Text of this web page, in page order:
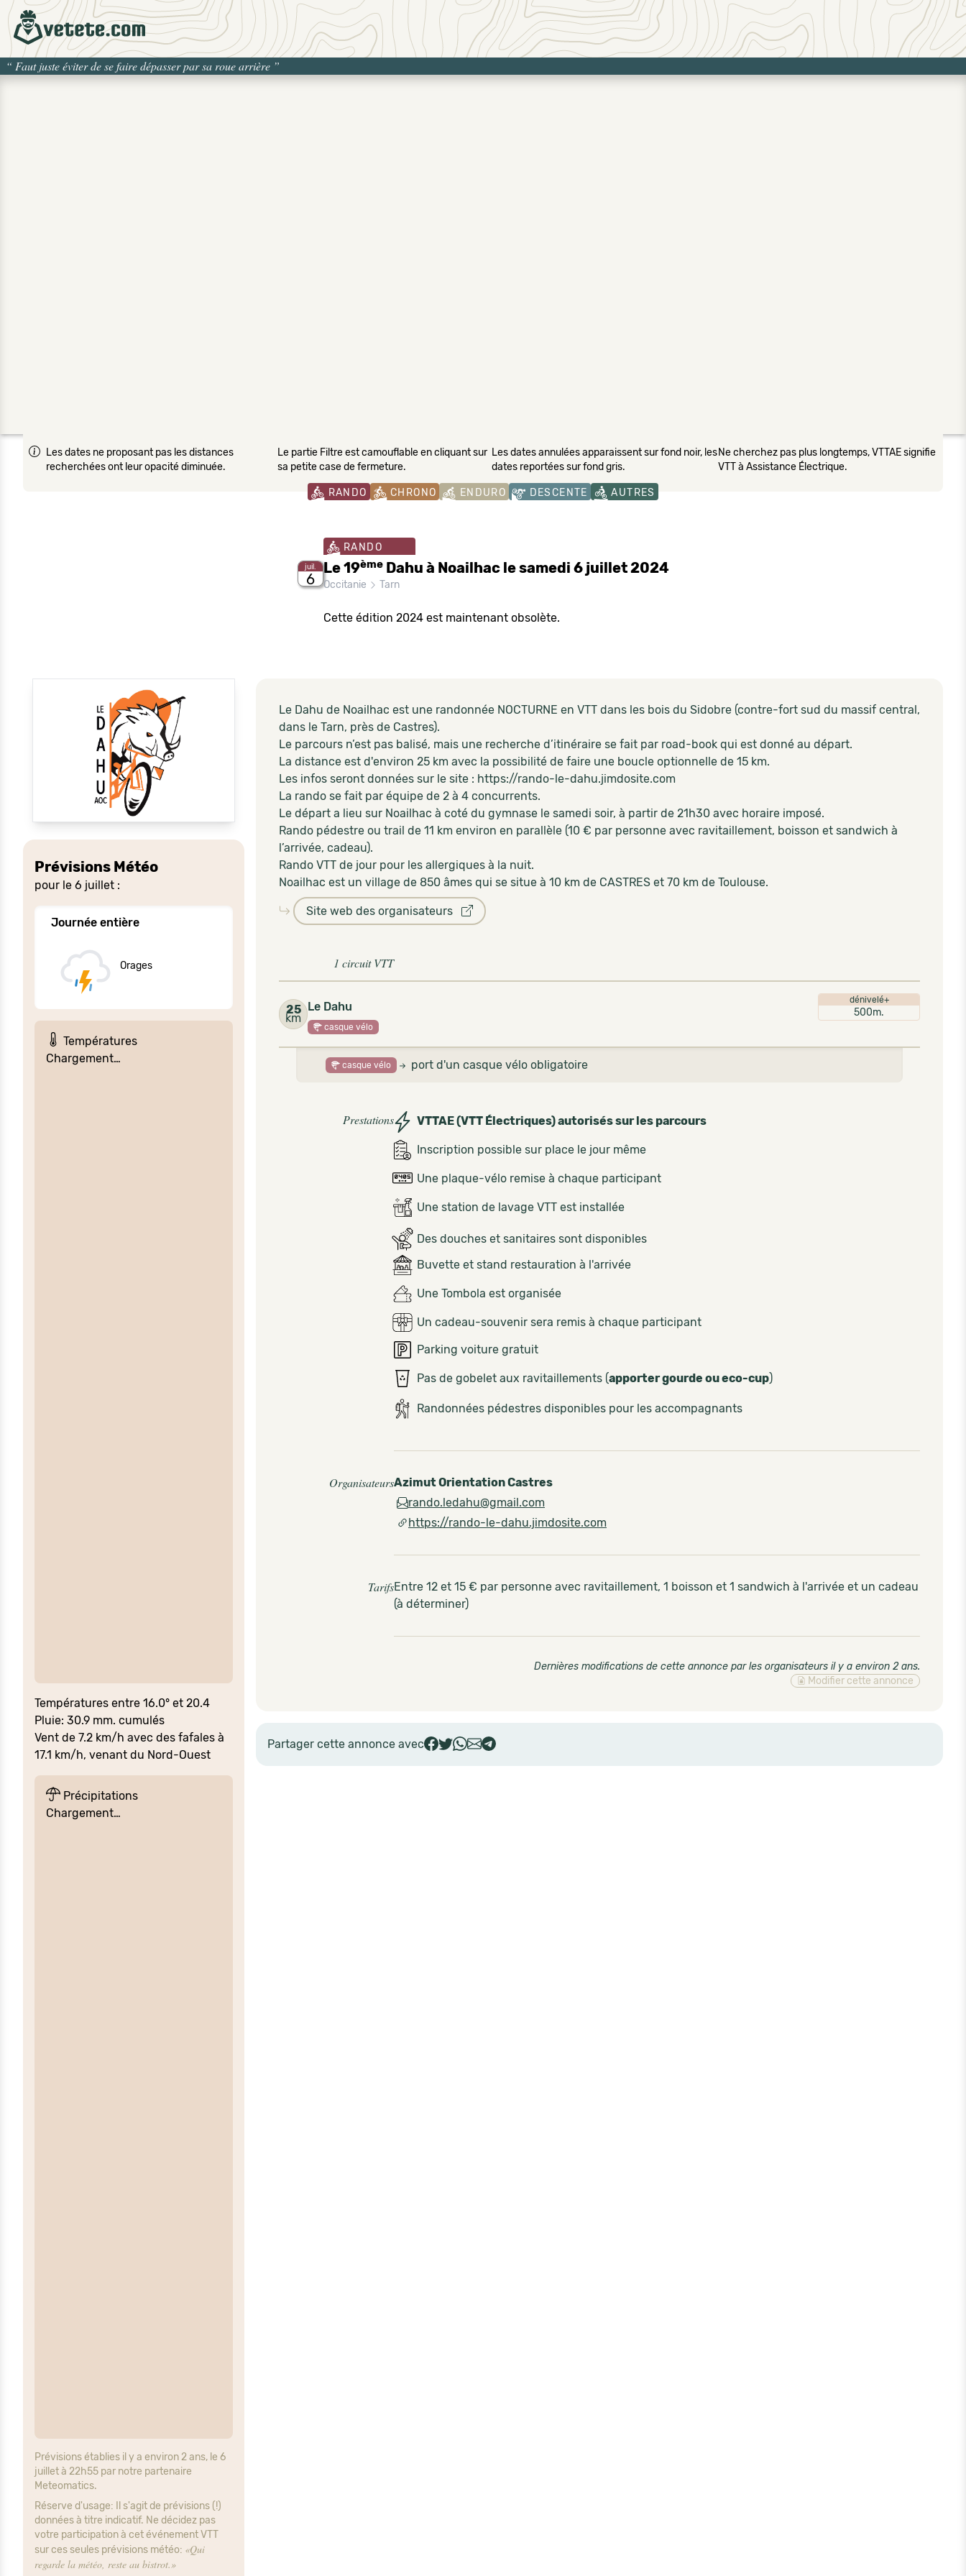
“ Faut juste éviter de se faire dépasser par sa roue arrière ”
Les dates ne proposant pas les distances
recherchées ont leur opacité diminuée.
Le partie Filtre est camouflable en cliquant sur
sa petite case de fermeture.
Les dates annulées apparaissent sur fond noir, les
dates reportées sur fond gris.
Ne cherchez pas plus longtemps, VTTAE signifie
VTT à Assistance Électrique.
RANDO CHRONO ENDURO DESCENTE AUTRES
juil.
6
RANDO
Le 19èmeDahu à Noailhac le samedi 6 juillet 2024
Occitanie Tarn
Cette édition 2024 est maintenant obsolète.
Prévisions Météo
pour le 6 juillet :
Journée entière
Orages
Températures
Chargement…
Températures entre 16.0° et 20.4
Pluie: 30.9 mm. cumulés
Vent de 7.2 km/h avec des fafales à
17.1 km/h, venant du Nord-Ouest
Précipitations
Chargement…
Prévisions établies il y a environ 2 ans, le 6
juillet à 22h55 par notre partenaire
Meteomatics.
Réserve d'usage: Il s'agit de prévisions (!)
données à titre indicatif. Ne décidez pas
votre participation à cet événement VTT
sur ces seules prévisions météo: «Qui
regarde la météo, reste au bistrot.»
Le Dahu de Noailhac est une randonnée NOCTURNE en VTT dans les bois du Sidobre (contre-fort sud du massif central,
dans le Tarn, près de Castres).
Le parcours n’est pas balisé, mais une recherche d’itinéraire se fait par road-book qui est donné au départ.
La distance est d'environ 25 km avec la possibilité de faire une boucle optionnelle de 15 km.
Les infos seront données sur le site : https://rando-le-dahu.jimdosite.com
La rando se fait par équipe de 2 à 4 concurrents.
Le départ a lieu sur Noailhac à coté du gymnase le samedi soir, à partir de 21h30 avec horaire imposé.
Rando pédestre ou trail de 11 km environ en parallèle (10 € par personne avec ravitaillement, boisson et sandwich à
l’arrivée, cadeau).
Rando VTT de jour pour les allergiques à la nuit.
Noailhac est un village de 850 âmes qui se situe à 10 km de CASTRES et 70 km de Toulouse.
Site web des organisateurs
1 circuit VTT
25
km
Le Dahu dénivelé+
500m.
casque vélo
casque vélo port d'un casque vélo obligatoire
Prestations VTTAE (VTT Électriques) autorisés sur les parcours
Inscription possible sur place le jour même
Une plaque-vélo remise à chaque participant
Une station de lavage VTT est installée
Des douches et sanitaires sont disponibles
Buvette et stand restauration à l'arrivée
Une Tombola est organisée
Un cadeau-souvenir sera remis à chaque participant
Parking voiture gratuit
Pas de gobelet aux ravitaillements (apporter gourde ou eco-cup)
Randonnées pédestres disponibles pour les accompagnants
OrganisateursAzimut Orientation Castres
rando.ledahu@gmail.com
https://rando-le-dahu.jimdosite.com
TarifsEntre 12 et 15 € par personne avec ravitaillement, 1 boisson et 1 sandwich à l'arrivée et un cadeau
(à déterminer)
Dernières modifications de cette annonce par les organisateurs il y a environ 2 ans.
Modifier cette annonce
Partager cette annonce avec